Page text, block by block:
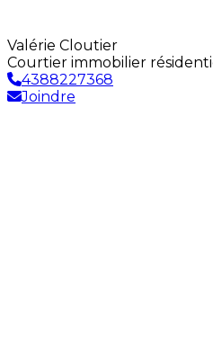
Valérie Cloutier
Courtier immobilier
4388227368
Joindre